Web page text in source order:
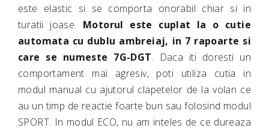
este elastic si se comporta onorabil chiar si in
turatii joase. Motorul este cuplat la o cutie
automata cu dublu ambreiaj, in 7 rapoarte si
care se numeste 7G-DGT. Daca iti doresti un
comportament mai agresiv, poti utiliza cutia in
modul manual cu ajutorul clapetelor de la volan ce
au un timp de reactie foarte bun sau folosind modul
SPORT. In modul ECO, nu am inteles de ce dureaza